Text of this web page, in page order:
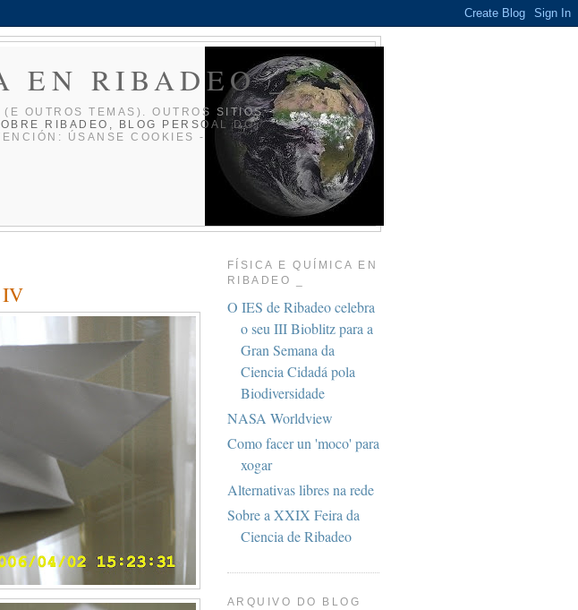
EN RIBADEO _
OUTROS TEMAS). OUTROS SITIOS
RIBADEO, BLOG PERSOAL DO
ÚSANSE COOKIES -
IV
FÍSICA E QUÍMICA EN
RIBADEO _
O IES de Ribadeo celebra
o seu III Bioblitz para a
Gran Semana da
Ciencia Cidadá pola
Biodiversidade
NASA Worldview
Como facer un 'moco' para
xogar
Alternativas libres na rede
Sobre a XXIX Feira da
Ciencia de Ribadeo
ARQUIVO DO BLOG